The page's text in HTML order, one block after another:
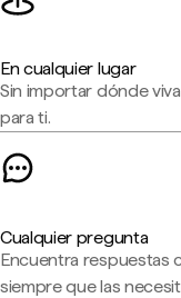
En cualquier lugar
Sin importar dónde
para ti.
Cualquier pregunta
Encuentra respuestas
siempre que las